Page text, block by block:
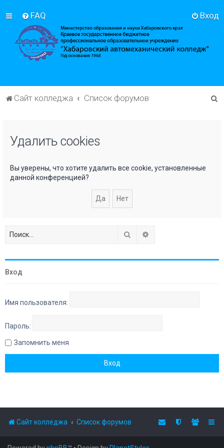
FAQ Вход
Сайт колледжа Список форумов
Удалить cookies
Вы уверены, что хотите удалить все cookie, установленные
данной конференцией?
Поиск
Вход
Имя пользователя:
Пароль:
Запомнить меня
Сайт колледжа Список форумов